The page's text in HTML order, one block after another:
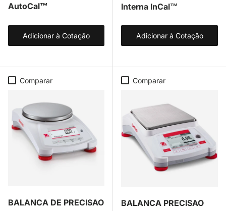
AutoCal™
Adicionar à Cotação
Interna InCal™
Adicionar à Cotação
Comparar
BALANCA DE PRECISAO
Comparar
BALANCA PRECISAO